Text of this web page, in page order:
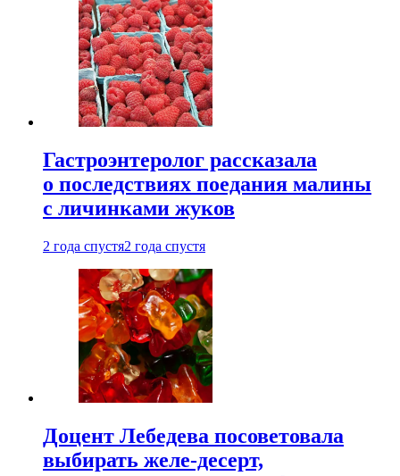
Гастроэнтеролог рассказала
о последствиях поедания малины
с личинками жуков
2 года спустя2 года спустя
Доцент Лебедева посоветовала
выбирать желе-десерт,